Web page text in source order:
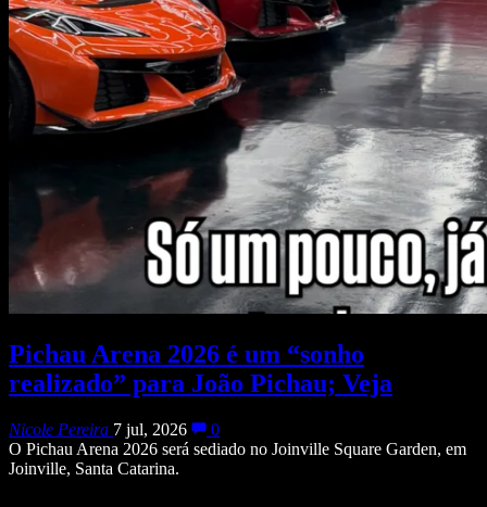
Pichau Arena 2026 é um “sonho
realizado” para João Pichau; Veja
Nicole Pereira 7 jul, 2026
0
O Pichau Arena 2026 será sediado no Joinville Square Garden, em
Joinville, Santa Catarina.